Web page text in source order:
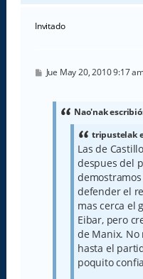
Invitado
M
Jue May 20, 2010 9:17
Nao'nak
tripustelak
Las de
despues del
defender el
mas cerca el
Eibar, pero
de Manix. No
hasta el
poquito